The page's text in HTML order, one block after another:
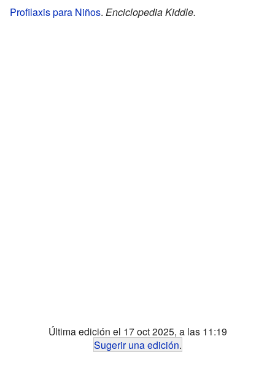
Profilaxis para Niños. Enciclopedia Kiddle.
Última edición el 17 oct 2025, a las 11:19
Sugerir una edición.